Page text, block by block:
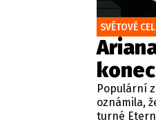
SVĚTOVÉ
Populární
oznámila,
turné